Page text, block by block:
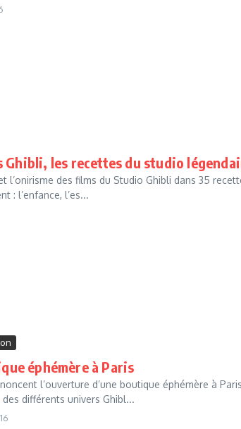
Ghibli, les recettes du studio
l’onirisme des films du Studio Ghibli dans 35
: l’enfance, l’es...
éphémère à Paris
l’ouverture d’une boutique éphémère à
différents univers Ghibl...